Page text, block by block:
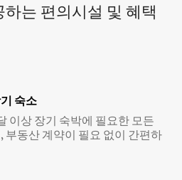
는 편의시설 및 혜택
숙소
이상 장기 숙박에 필요한 모든
부동산 계약이 필요 없이 간편하